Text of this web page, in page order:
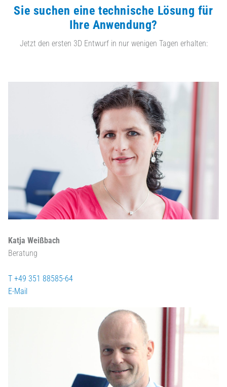
Sie suchen eine technische Lösung für
Ihre Anwendung?
Jetzt den ersten 3D Entwurf in nur wenigen Tagen erhalten:
Katja Weißbach
Beratung
T +49 351 88585-64
E-Mail